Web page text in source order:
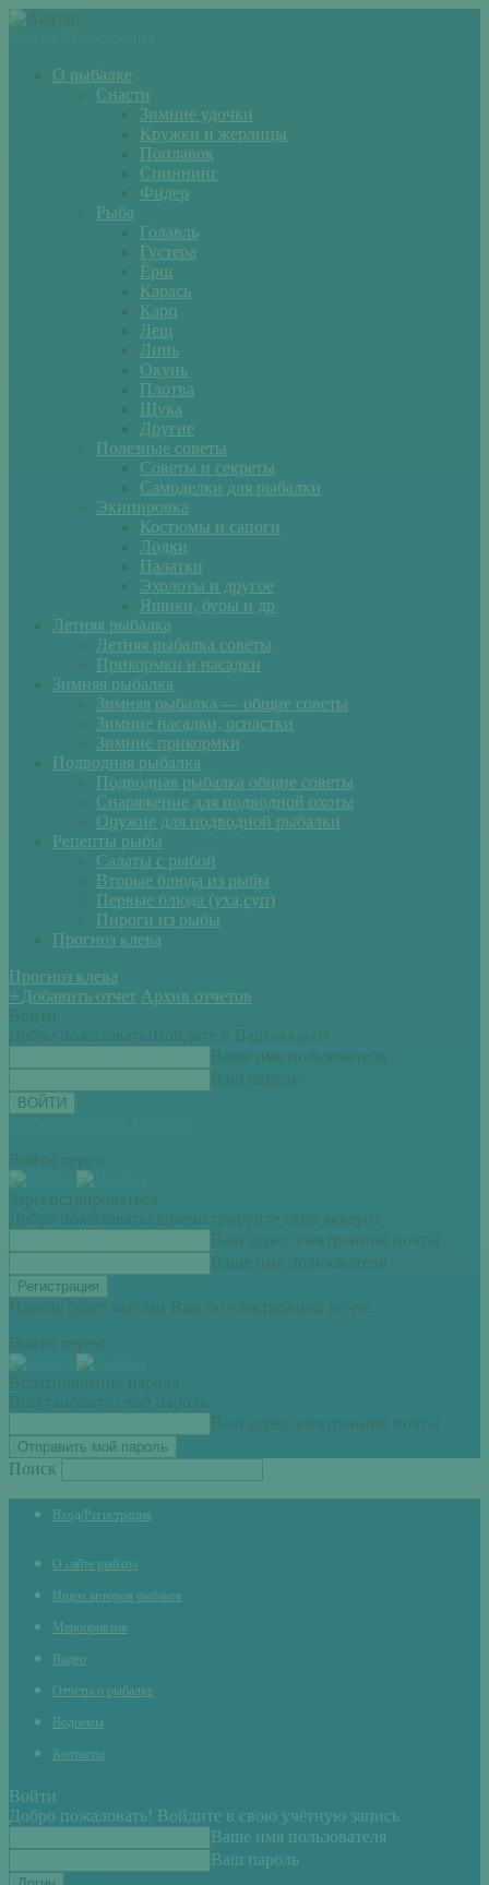
О рыбалке
Снасти
Зимние удочки
Кружки и жерлицы
Поплавок
Спиннинг
Фидер
Рыба
Голавль
Густера
Ёрш
Карась
Карп
Лещ
Линь
Окунь
Плотва
Щука
Другие
Полезные советы
Советы и секреты
Самоделки для рыбалки
Экипировка
Костюмы и сапоги
Лодки
Палатки
Эхолоты и другое
Ящики, буры и др
Летняя рыбалка
Летняя рыбалка советы
Прикормки и насадки
Зимняя рыбалка
Зимняя рыбалка — общие советы
Зимние насадки, оснастки
Зимние прикормки
Подводная рыбалка
Подводная рыбалка общие советы
Снаряжение для подводной охоты
Оружие для подводной рыбалки
Рецепты рыбы
Салаты с рыбой
Вторые блюда из рыбы
Первые блюда (уха,суп)
Пироги из рыбы
Прогноз клева
Прогноз клева
+ Добавить отчет Архив отчетов
Войти
Добро пожаловать! Войдите в Ваш аккаунт
Ваше имя пользователя
Ваш пароль
Войти через:
Зарегистрироваться
Добро пожаловать! Зарегистрируйте свой аккаунт
Ваш адрес электронной почты
Ваше имя пользователя
Пароль будет выслан Вам по электронной почте.
Войти через:
Всоатновление пароля
Восстановите свой пароль
Ваш адрес электронной почты
Поиск
Вход/Регистрация
О сайте рыбхоз
Ищем авторов рыбаков
Мероприятия
Видео
Отчеты о рыбалке
Водоемы
Контакты
Войти
Добро пожаловать! Войдите в свою учётную запись
Ваше имя пользователя
Ваш пароль